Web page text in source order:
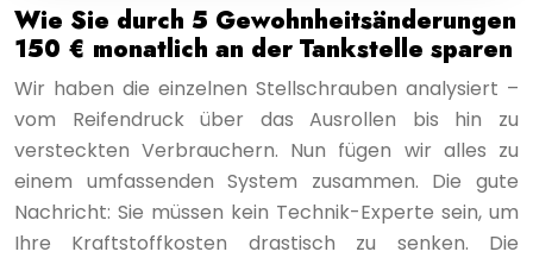
Wie Sie durch 5 Gewohnheitsänderungen
150 € monatlich an der Tankstelle sparen
Wir haben die einzelnen Stellschrauben analysiert –
vom Reifendruck über das Ausrollen bis hin zu
versteckten Verbrauchern. Nun fügen wir alles zu
einem umfassenden System zusammen. Die gute
Nachricht: Sie müssen kein Technik-Experte sein, um
Ihre Kraftstoffkosten drastisch zu senken. Die